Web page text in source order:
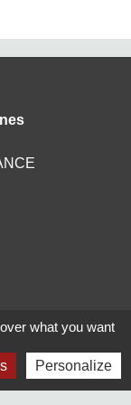
what you want
Personalize